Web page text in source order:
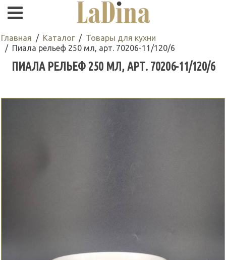
Главная Каталог
Товары для кухни
Пиала рельеф 250 мл, арт. 70206-11/120/6
ПИАЛА РЕЛЬЕФ 250 МЛ, АРТ. 70206-11/120/6